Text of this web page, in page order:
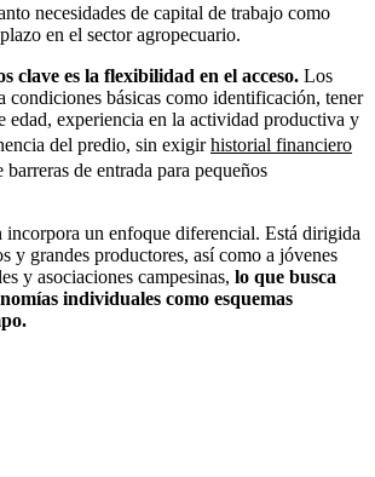
necesidades de capital de trabajo como
en el sector agropecuario.
clave es la flexibilidad en el acceso. Los
condiciones básicas como identificación, tener
edad, experiencia en la actividad productiva y
del predio, sin exigirhistorial financiero
de entrada para pequeños
un enfoque diferencial. Está dirigida
y grandes productores, así como a jóvenes
y asociaciones campesinas, lo que busca
individuales como esquemas